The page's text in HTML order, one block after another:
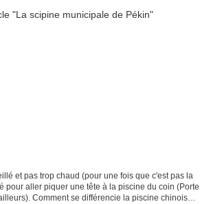
et pas trop chaud (pour une fois que c'est pas la
pour aller piquer une tête à la piscine du coin (Porte
Comment se différencie la piscine chinoise